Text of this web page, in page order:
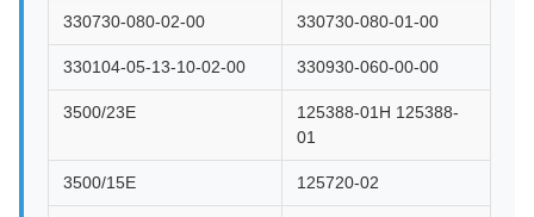
330730-080-02-00 330730-080-01-00
330104-05-13-10-02-00 330930-060-00-00
3500/23E
125388-01H 125388-
01
3500/15E 125720-02